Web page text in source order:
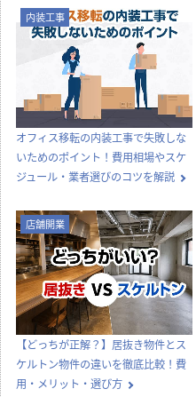
内装工事
オフィス移転の内装工事で失敗しな
いためのポイント！費用相場やスケ
ジュール・業者選びのコツを解説
店舗開業
【どっちが正解？】居抜き物件とス
ケルトン物件の違いを徹底比較！費
用・メリット・選び方